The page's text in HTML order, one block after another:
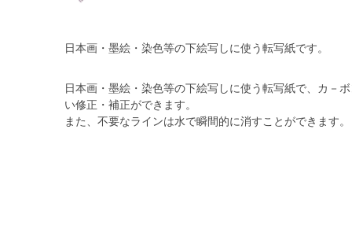
日本画・墨絵・染色等の下絵写しに使う転写紙です。
日本画・墨絵・染色等の下絵写しに使う転写紙で、カ－
い修正・補正ができます。
また、不要なラインは水で瞬間的に消すことができます。